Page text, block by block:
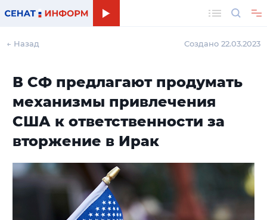
← Назад Создано 22.03.2023
В СФ предлагают продумать
механизмы привлечения
США к ответственности за
вторжение в Ирак